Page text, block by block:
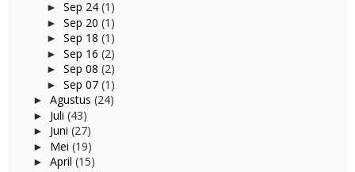
► Sep 24 (1)
► Sep 20 (1)
► Sep 18 (1)
► Sep 16 (2)
► Sep 08 (2)
► Sep 07 (1)
► Agustus (24)
► Juli (43)
► Juni (27)
► Mei (19)
► April (15)